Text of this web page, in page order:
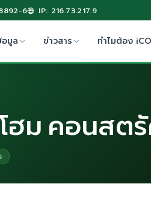
6 IP: 216.73.217.9
มูล ข่าวสาร ทำไมต้อง
ฮม คอนสต